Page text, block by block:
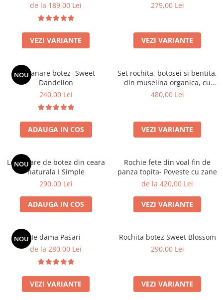
de la 189,00 Lei
VEZI VARIANTE
279,00 Lei
VEZI VARIANTE
NOU
Lumanare botez- Sweet
Dandelion
240,00 Lei
ADAUGA IN COS
Set rochita, botosei si bentita,
din muselina organica, cu
detalii brodate - Lavanda
480,00 Lei
VEZI VARIANTE
NOU
Lumanare de botez din ceara
naturala I Simple
290,00 Lei
ADAUGA IN COS
Rochie fete din voal fin de
panza topita- Poveste cu zane
de la 420,00 Lei
VEZI VARIANTE
NOU Ie dama Pasari
de la 280,00 Lei
VEZI VARIANTE
Rochita botez Sweet Blossom
290,00 Lei
VEZI VARIANTE